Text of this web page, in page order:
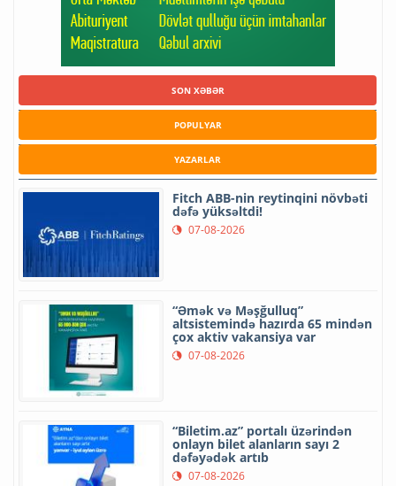
SON XƏBƏR
POPULYAR
YAZARLAR
Fitch ABB-nin reytinqini növbəti
dəfə yüksəltdi!
07-08-2026
“Əmək və Məşğulluq”
altsistemində hazırda 65 mindən
çox aktiv vakansiya var
07-08-2026
“Biletim.az” portalı üzərindən
onlayn bilet alanların sayı 2
dəfəyədək artıb
07-08-2026